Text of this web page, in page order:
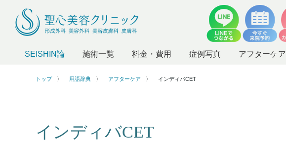
SEISHIN論 施術一覧 料金・費用 症例写真 アフターケア
トップ 用語辞典 アフターケア インディバCET
インディバCET